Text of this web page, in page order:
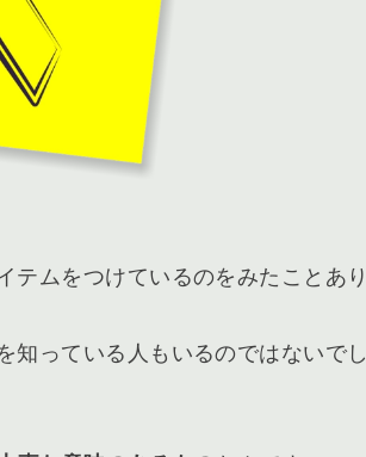
テムをつけているのをみたことあり
知っている人もいるのではないでし